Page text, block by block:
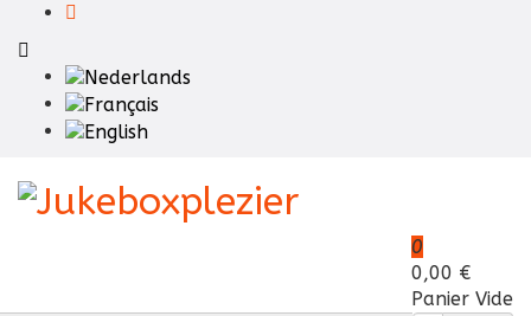
0
0,00 €
Panier Vide